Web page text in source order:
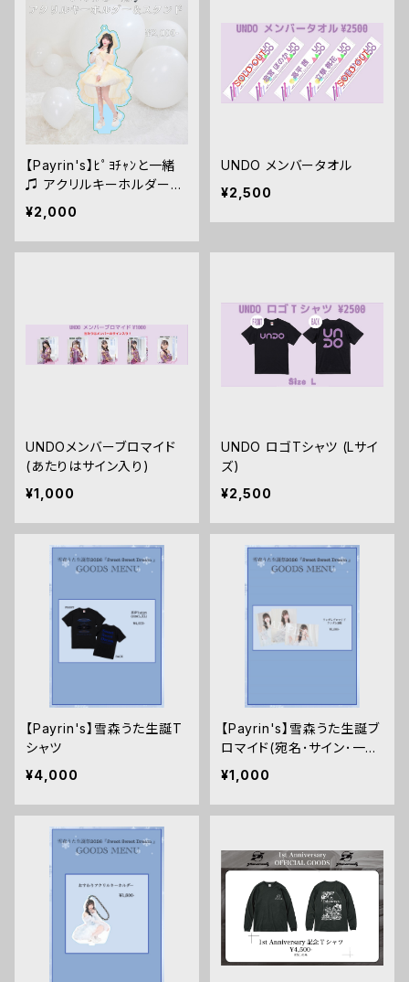
【Payrin's】ﾋﾟﾖﾁｬﾝと一緒
♫ アクリルキーホルダー＆
スタンド
¥2,000
UNDO メンバータオル
¥2,500
UNDOメンバーブロマイド
(あたりはサイン入り)
¥1,000
UNDO ロゴTシャツ (Lサイ
ズ)
¥2,500
【Payrin's】雪森うた生誕T
シャツ
¥4,000
【Payrin's】雪森うた生誕ブ
ロマイド(宛名･サイン･一言
コメント付き)
¥1,000